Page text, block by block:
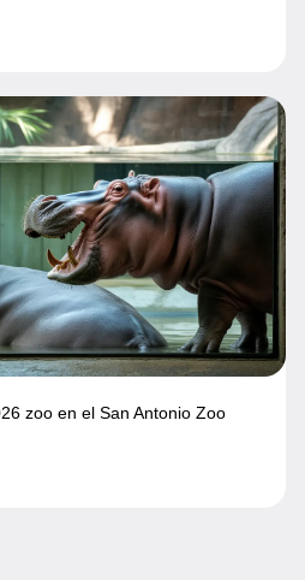
zoo en el San Antonio Zoo